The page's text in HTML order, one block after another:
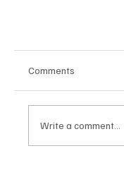
Comments
Write a comment...